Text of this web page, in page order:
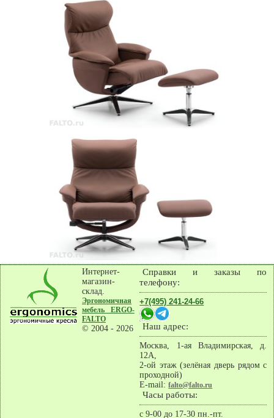
Интернет-
магазин-
склад.
Эргономичная
мебель ERGO-
FALTO
© 2004 - 2026
Справки и заказы по
телефону:
+7(495) 241-24-66
Наш адрес:
Москва
1-ая Владимирская, д.
12А,
2-ой этаж (зелёная дверь рядом с
проходной)
E-mail:falto@falto.ru
Часы работы:
с 9-00 до 17-30 пн.-пт.